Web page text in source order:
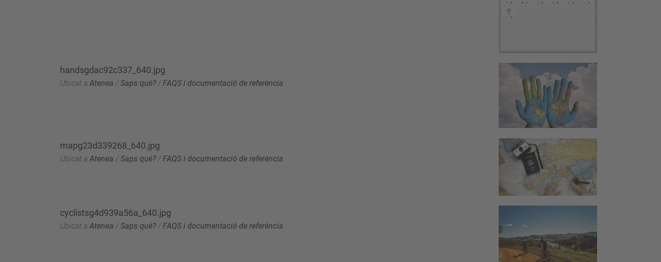
handsgdac92c337_640.jpg
Ubicat a Atenea /Saps què? /FAQS i documentació de referència
mapg23d339268_640.jpg
Ubicat a Atenea /Saps què? / FAQS i documentació de referència
cyclistsg4d939a56a_640.jpg
Ubicat a Atenea /Saps què? /FAQS i documentació de referència